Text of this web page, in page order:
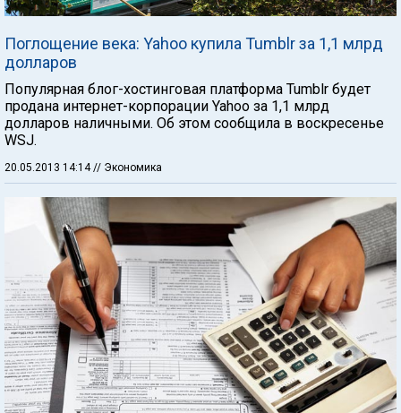
Поглощение века: Yahoo купила Tumblr за 1,1 млрд
долларов
Популярная блог-хостинговая платформа Tumblr будет
продана интернет-корпорации Yahoo за 1,1 млрд
долларов наличными. Об этом сообщила в воскресенье
WSJ.
20.05.2013 14:14 // Экономика